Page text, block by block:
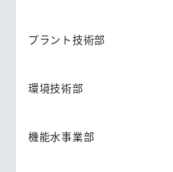
プラント技術部
環境技術部
機能水事業部